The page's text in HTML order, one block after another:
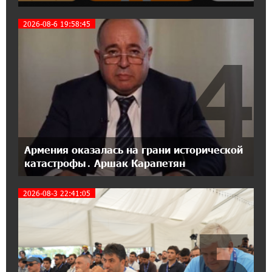
День благодарности клиентам в Ванадзоре:
IDBank
17:07:36 11-07-2026
Пашинян замотивирован уничтожить
Армению․ Аршак Карапетян
14:27:40 11-07-2026
«Мой лес Армения» — бенефициар
инициативы «Сила одного драма» в июле
12:56:04 11-07-2026
Станьте акционером Юнибанка и
воспользуйтесь выгодным инвестиционным
21:45:09 9-07-2026
2026-08-6 19:58:45
Армения оказалась на грани исторической
катастрофы․ Аршак Карапетян
4
2026-08-3 22:41:05